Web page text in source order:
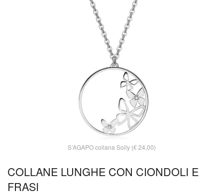
S’AGAPO collana Soily (€ 24,00)
COLLANE LUNGHE CON CIONDOLI E
FRASI